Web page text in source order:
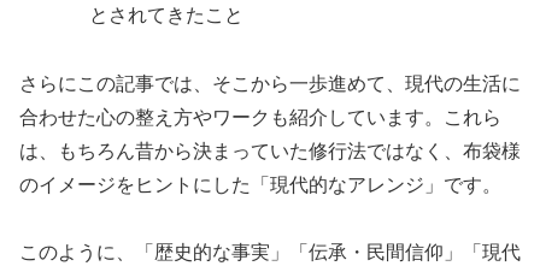
とされてきたこと
さらにこの記事では、そこから一歩進めて、現代の生活に
合わせた心の整え方やワークも紹介しています。これら
は、もちろん昔から決まっていた修行法ではなく、布袋様
のイメージをヒントにした「現代的なアレンジ」です。
このように、「歴史的な事実」「伝承・民間信仰」「現代